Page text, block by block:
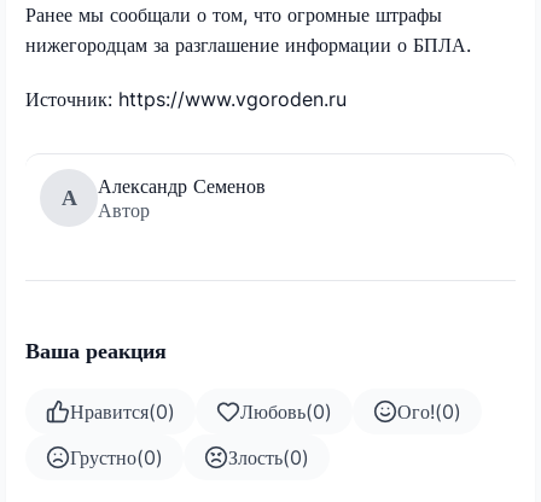
Ранее мы сообщали о том, что огромные штрафы
нижегородцам за разглашение информации о БПЛА.
Источник: https://www.vgoroden.ru
А
Александр Семенов
Автор
Ваша реакция
Нравится(0) Любовь(0) Ого!(0)
Грустно(0) Злость(0)